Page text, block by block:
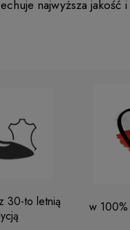
najwyższa jakość
30-to letnią
w